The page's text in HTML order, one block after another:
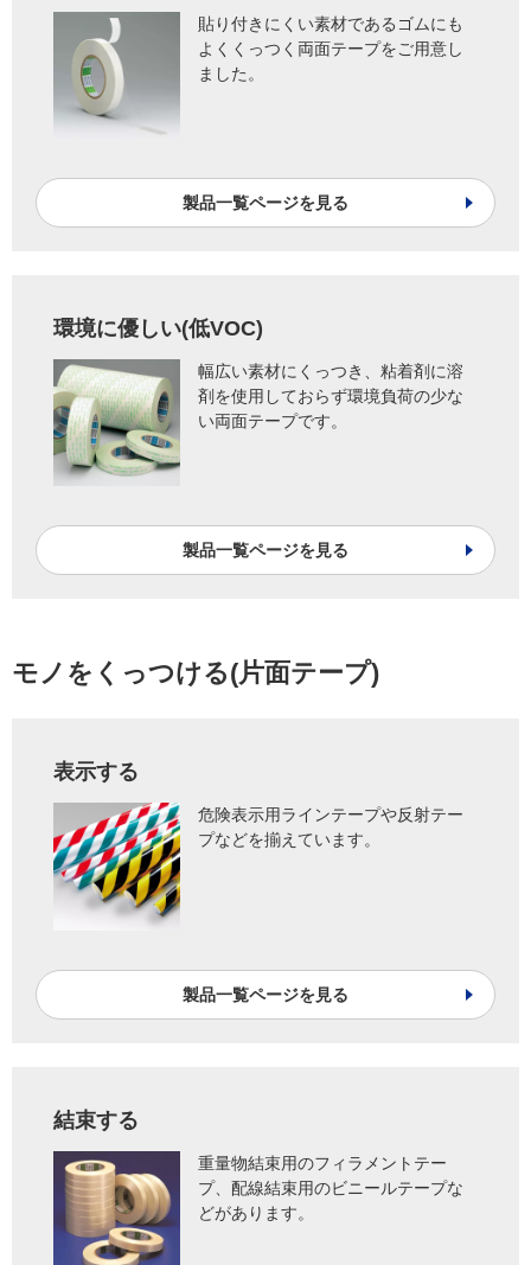
貼り付きにくい素材であるゴムにも
よくくっつく両面テープをご用意し
ました。
製品一覧ページを見る
環境に優しい(低VOC)
幅広い素材にくっつき、粘着剤に溶
剤を使用しておらず環境負荷の少な
い両面テープです。
製品一覧ページを見る
モノをくっつける(片面テープ)
表示する
危険表示用ラインテープや反射テー
プなどを揃えています。
製品一覧ページを見る
結束する
重量物結束用のフィラメントテー
プ、配線結束用のビニールテープな
どがあります。